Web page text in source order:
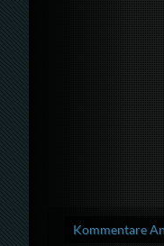
Kommentare